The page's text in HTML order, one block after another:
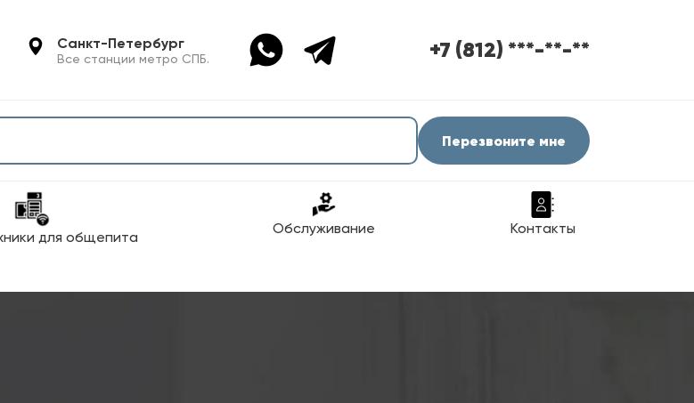
Санкт-Петербург
Все станции метро СПБ. +7 (812) ***-**-**
Перезвоните мне
для общепита
Обслуживание Контакты